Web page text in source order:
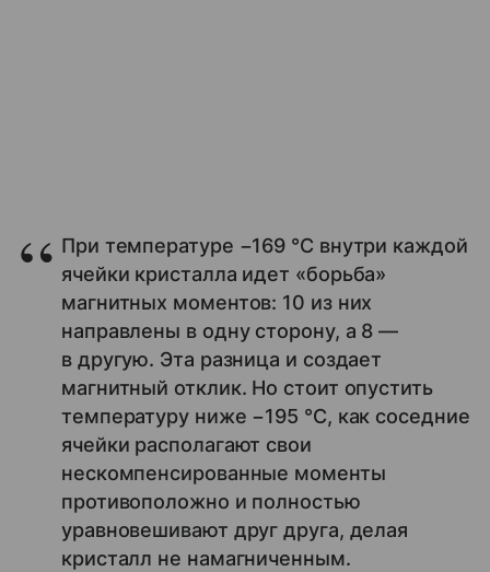
При температуре −169 °C внутри каждой
ячейки кристалла идет «борьба»
магнитных моментов: 10 из них
направлены в одну сторону, а 8 —
в другую. Эта разница и создает
магнитный отклик. Но стоит опустить
температуру ниже −195 °C, как соседние
ячейки располагают свои
нескомпенсированные моменты
противоположно и полностью
уравновешивают друг друга, делая
кристалл не намагниченным.